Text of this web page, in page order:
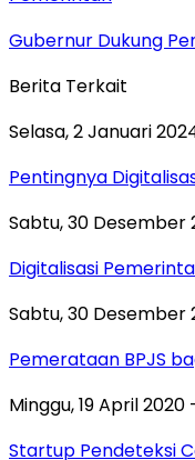
Gubernur Dukung
Berita Terkait
Selasa, 2 Januari
Pentingnya
Sabtu, 30 Desember
Digitalisasi
Sabtu, 30 Desember
Pemerataan BPJS
Minggu, 19 April 2020
Startup Pendeteksi